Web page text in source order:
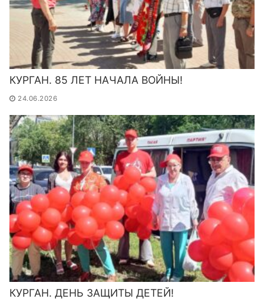
КУРГАН. 85 ЛЕТ НАЧАЛА ВОЙНЫ!
24.06.2026
КУРГАН. ДЕНЬ ЗАЩИТЫ ДЕТЕЙ!